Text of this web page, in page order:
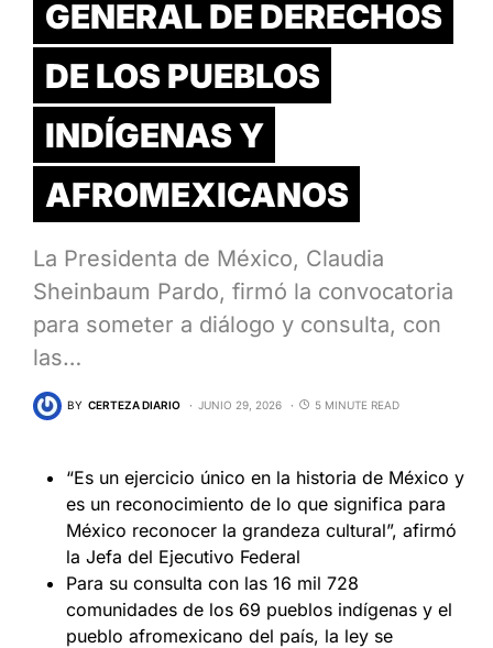
GENERAL DE DERECHOS
DE LOS PUEBLOS
INDÍGENAS Y
AFROMEXICANOS
La Presidenta de México, Claudia
Sheinbaum Pardo, firmó la convocatoria
para someter a diálogo y consulta, con
las…
BY CERTEZA DIARIO JUNIO 29, 2026 5 MINUTE READ
“Es un ejercicio único en la historia de México y
es un reconocimiento de lo que significa para
México reconocer la grandeza cultural”, afirmó
la Jefa del Ejecutivo Federal
Para su consulta con las 16 mil 728
comunidades de los 69 pueblos indígenas y el
pueblo afromexicano del país, la ley se